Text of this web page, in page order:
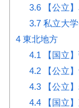
3.6【公立】
3.7私立大
4 東北地方
4.1 【国立
4.2【公立】
4.3【公立】
4.4【国立】